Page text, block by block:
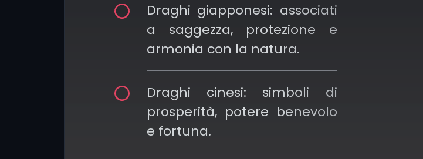
dello stile, ogni interpretazione è
capace di trasformare il drago in un
simbolo personale.
Se desideri tatuaggi ispirati al
mondo dellasimbologia
giapponese, come i tatuaggi con
Draghi giapponesi: associati
a saggezza, protezione e
armonia con la natura.
Draghi cinesi: simboli di
prosperità, potere benevolo
e fortuna.